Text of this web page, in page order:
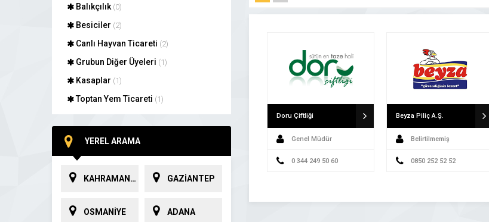
Balıkçılık (0)
Besiciler (2)
Canlı Hayvan Ticareti (2)
Grubun Diğer Üyeleri (1)
Kasaplar (1)
Toptan Yem Ticareti (1)
YEREL ARAMA
KAHRAMANMARAŞ GAZİANTEP
OSMANİYE ADANA
Doru Çiftliği
Genel Müdür
0 344 249 50 60
Beyza Piliç A.Ş.
Belirtilmemiş
0850 252 52 52